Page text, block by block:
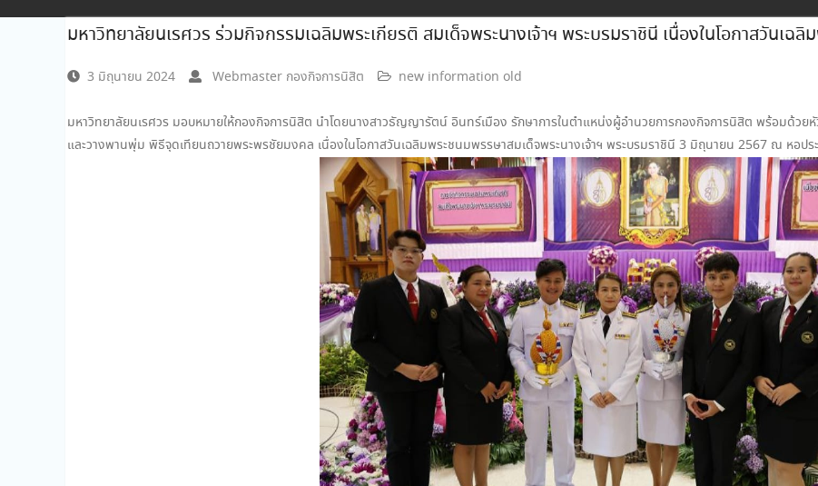
มหาวิทยาลัยนเรศวร ร่วมกิจกรรมเฉลิมพระเกียรติ สมเด็จพระนางเจ้าฯ พระบรมราชินี เนื่องในโอกาสวันเ
3 มิถุนายน 2024 Webmaster กองกิจการนิสิต new information old
มหาวิทยาลัยนเรศวร มอบหมายให้กองกิจการนิสิต นำโดยนางสาวธัญญารัตน์ อินทร์เมือง รักษาการในตำแหน่งผู้อำนวยการกองกิจการนิสิต พร้อมด้วย
และวางพานพุ่ม พิธีจุดเทียนถวายพระพรชัยมงคล เนื่องในโอกาสวันเฉลิมพระชนมพรรษาสมเด็จพระนางเจ้าฯ พระบรมราชินี 3 มิถุนายน 2567 ณ หอป